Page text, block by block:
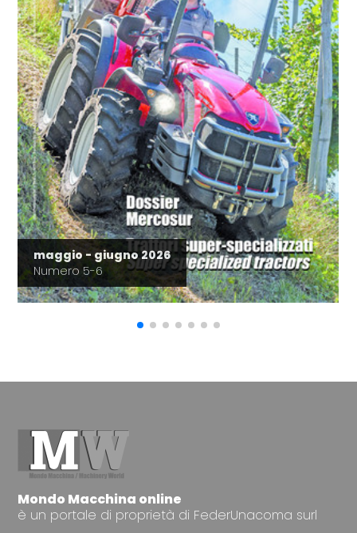
maggio - giugno 2026
Numero 5-6
Mondo Macchina online
è un portale di proprietà di FederUnacoma surl